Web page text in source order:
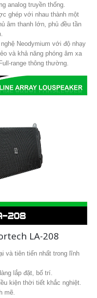
analog truyền thống.
ghép với nhau thành một
âm thanh lớn, phủ đều tần
Neodymium với độ nhạy
và khả năng phóng âm xa
range thông thường.
LA-208
và tiên tiến nhất trong lĩnh
lắp đặt, bố trí.
kiện thời tiết khắc nghiệt.
mẽ.